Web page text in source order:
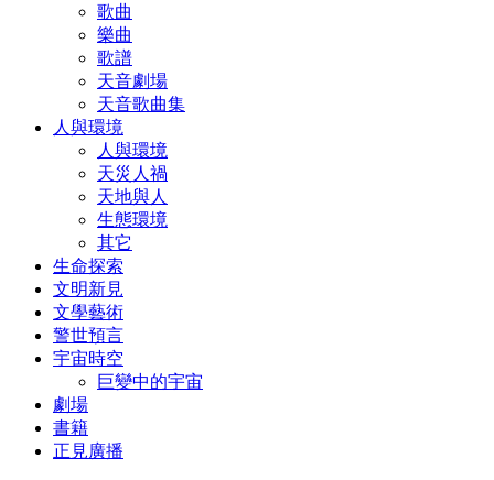
歌曲
樂曲
歌譜
天音劇場
天音歌曲集
人與環境
人與環境
天災人禍
天地與人
生態環境
其它
生命探索
文明新見
文學藝術
警世預言
宇宙時空
巨變中的宇宙
劇場
書籍
正見廣播